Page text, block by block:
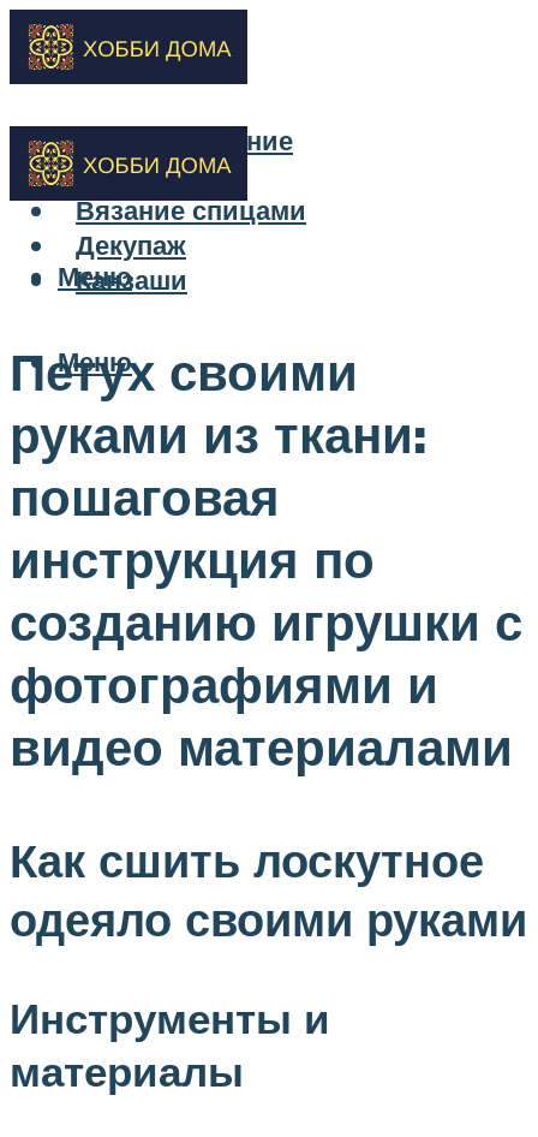
Бисероплетение
Вышивка
Вязание спицами
Декупаж
Канзаши
Меню
Меню
Петух своими
руками из ткани:
пошаговая
инструкция по
созданию игрушки с
фотографиями и
видео материалами
Как сшить лоскутное
одеяло своими руками
Инструменты и
материалы